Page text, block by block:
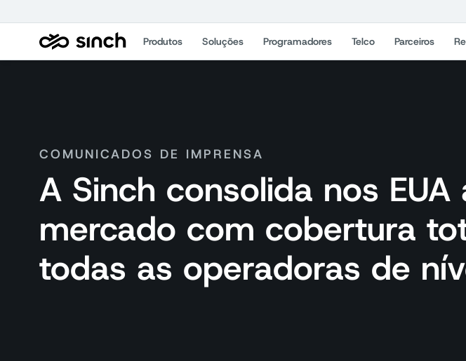
Produtos Soluções Programadores Telco Parceiros
COMUNICADOS DE IMPRENSA
A Sinch consolida nos
mercado com cobertura
todas as operadoras de